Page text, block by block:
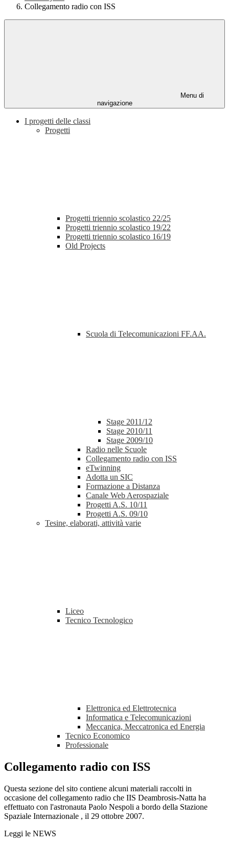
Collegamento radio con ISS
Menu di
navigazione
I progetti delle classi
Progetti
Progetti triennio scolastico 22/25
Progetti triennio scolastico 19/22
Progetti triennio scolastico 16/19
Old Projects
Scuola di Telecomunicazioni FF.AA.
Stage 2011/12
Stage 2010/11
Stage 2009/10
Radio nelle Scuole
Collegamento radio con ISS
eTwinning
Adotta un SIC
Formazione a Distanza
Canale Web Aerospaziale
Progetti A.S. 10/11
Progetti A.S. 09/10
Tesine, elaborati, attività varie
Liceo
Tecnico Tecnologico
Elettronica ed Elettrotecnica
Informatica e Telecomunicazioni
Meccanica, Meccatronica ed Energia
Tecnico Economico
Professionale
Collegamento radio con ISS
Questa sezione del sito contiene alcuni materiali raccolti in
occasione del collegamento radio che IIS Deambrosis-Natta ha
effettuato con l'astronauta Paolo Nespoli a bordo della Stazione
Spaziale Internazionale , il 29 ottobre 2007.
Leggi le NEWS